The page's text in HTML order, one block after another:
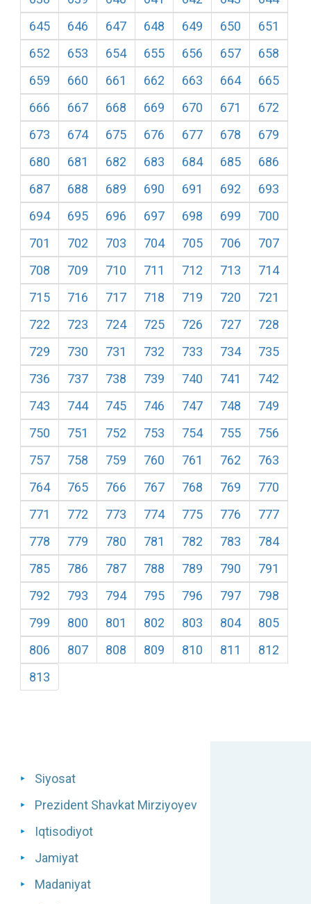
645
646 647 648 649 650
651
652
653 654 655 656 657
658
659
660 661 662 663 664
665
666
667 668 669 670 671
672
673
674 675 676 677 678
679
680
681 682 683 684 685
686
687
688 689 690 691 692
693
694
695 696 697 698 699
700
701
702 703 704 705 706
707
708
709 710 711 712 713
714
715
716 717 718 719 720
721
722
723 724 725 726 727
728
729
730 731 732 733 734
735
736
737 738 739 740 741
742
743
744 745 746 747 748
749
750
751 752 753 754 755
756
757
758 759 760 761 762
763
764
765 766 767 768 769
770
771
772 773 774 775 776
777
778
779 780 781 782 783
784
785
786 787 788 789 790
791
792
793 794 795 796 797
798
799
800 801 802 803 804
805
806
807 808 809 810 811
812
813
Siyosat
Prezident Shavkat Mirziyoyev
Iqtisodiyot
Jamiyat
Madaniyat